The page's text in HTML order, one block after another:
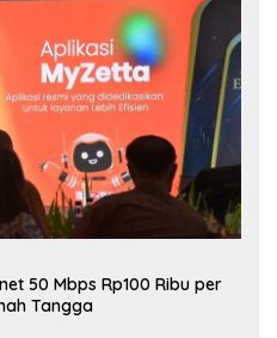
50 Mbps Rp100 Ribu per
Tangga